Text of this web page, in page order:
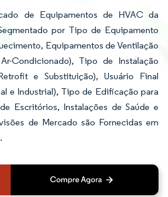
de Equipamentos de HVAC da
por Tipo de Equipamento
Equipamentos de Ventilação
Condicionado), Tipo de Instalação
e Substituição), Usuário Final
e Industrial), Tipo de Edificação para
Escritórios, Instalações de Saúde e
de Mercado são Fornecidas em